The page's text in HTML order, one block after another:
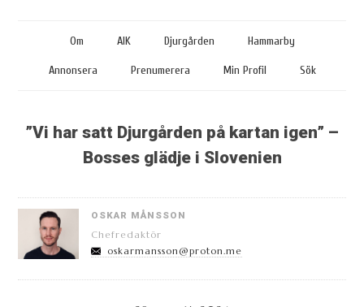
Om AIK Djurgården Hammarby
Annonsera Prenumerera Min Profil Sök
”Vi har satt Djurgården på kartan igen” –
Bosses glädje i Slovenien
OSKAR MÅNSSON
Chefredaktör
oskarmansson@proton.me